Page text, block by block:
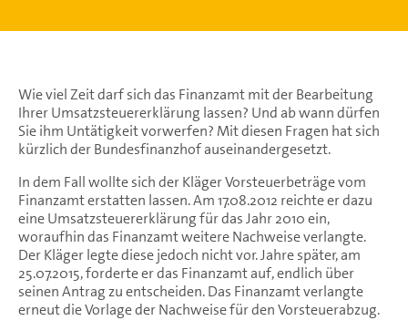
Wie viel Zeit darf sich das Finanzamt mit der Bearbeitung
Ihrer Umsatzsteuererklärung lassen? Und ab wann dürfen
Sie ihm Untätigkeit vorwerfen? Mit diesen Fragen hat sich
kürzlich der Bundesfinanzhof auseinandergesetzt.
In dem Fall wollte sich der Kläger Vorsteuerbeträge vom
Finanzamt erstatten lassen. Am 17.08.2012 reichte er dazu
eine Umsatzsteuererklärung für das Jahr 2010 ein,
woraufhin das Finanzamt weitere Nachweise verlangte.
Der Kläger legte diese jedoch nicht vor. Jahre später, am
25.07.2015, forderte er das Finanzamt auf, endlich über
seinen Antrag zu entscheiden. Das Finanzamt verlangte
erneut die Vorlage der Nachweise für den Vorsteuerabzug.